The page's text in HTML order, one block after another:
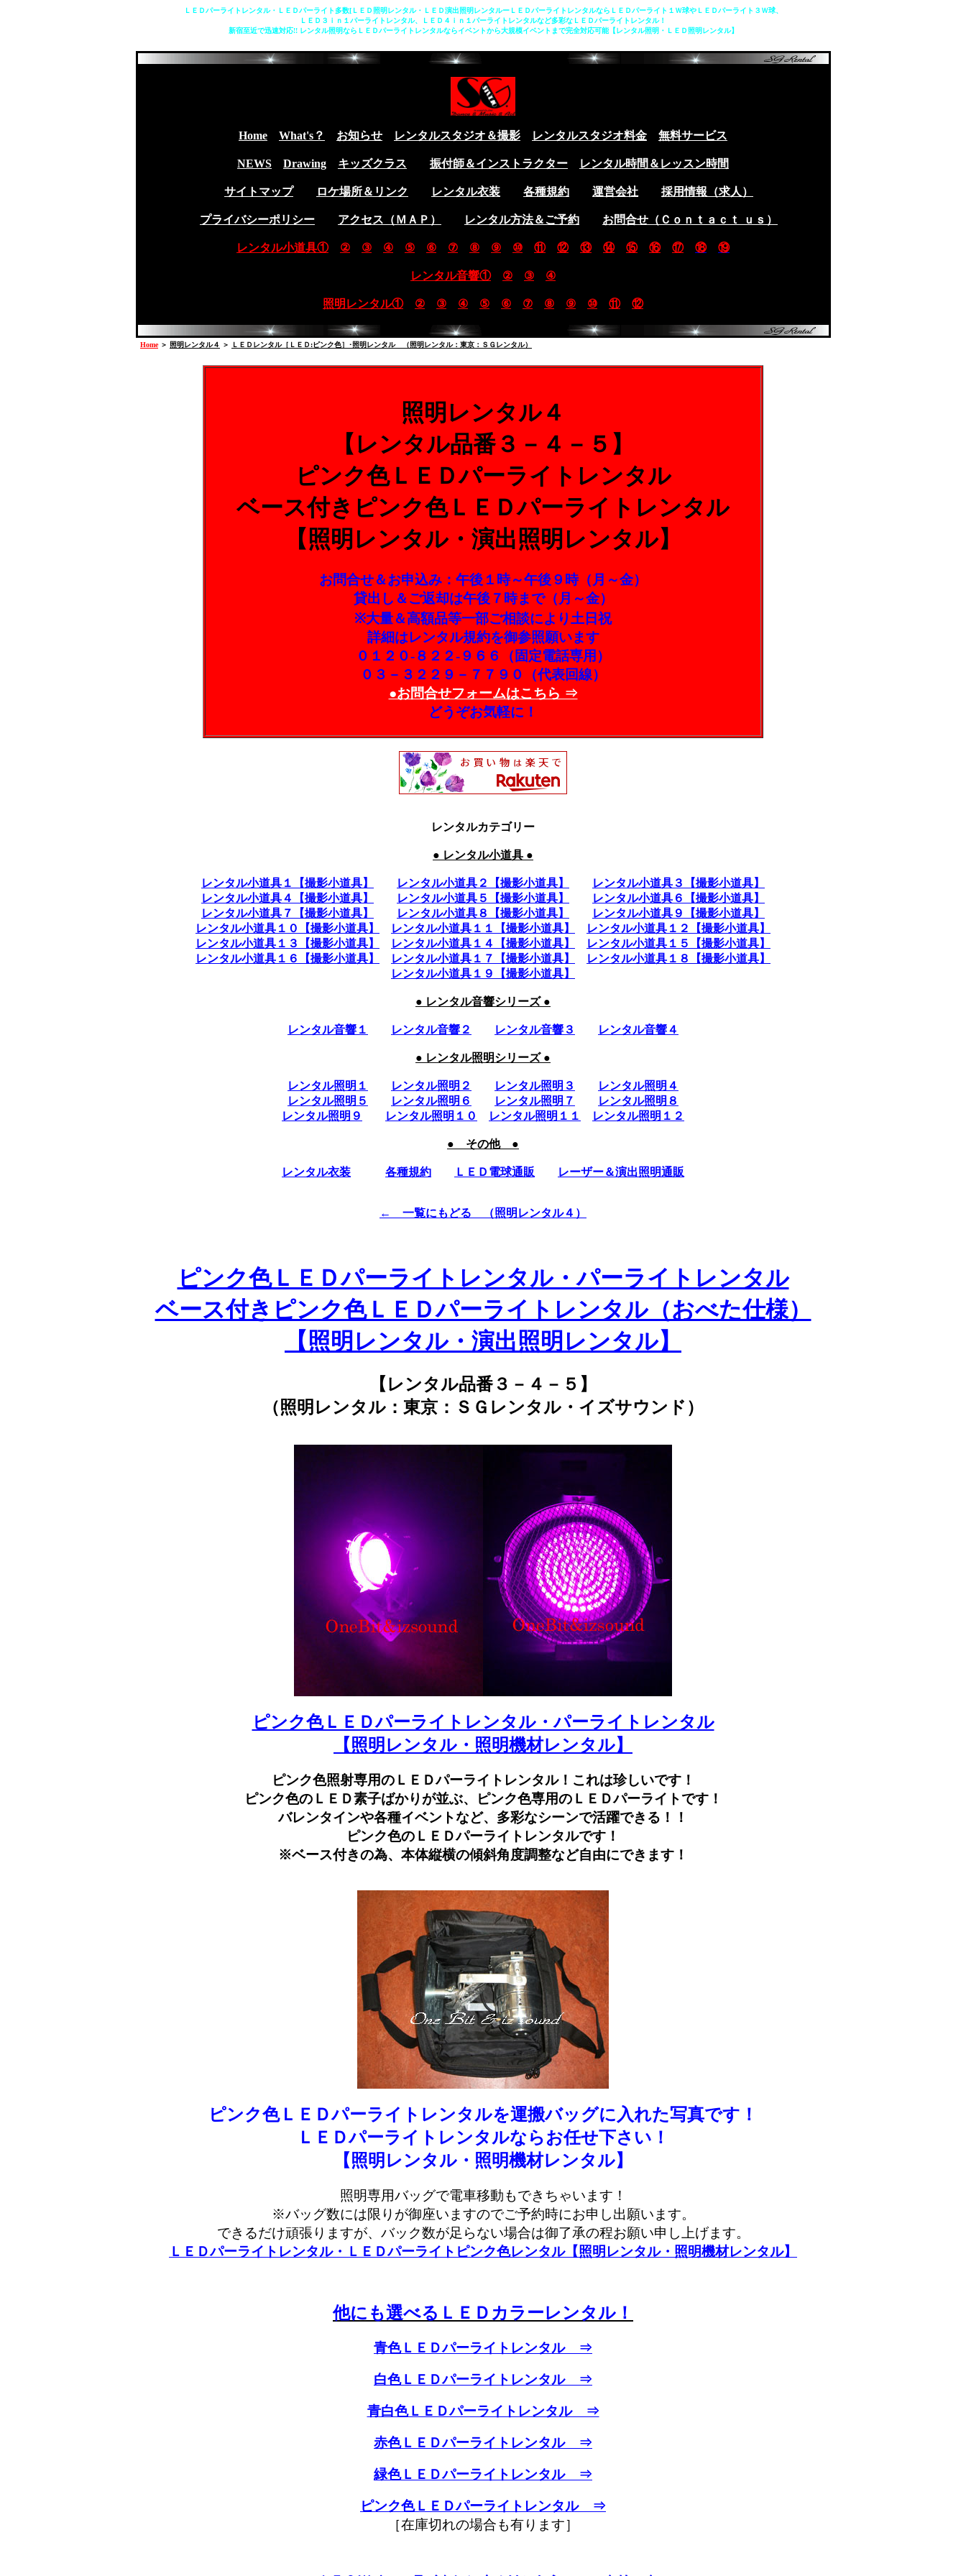
ＬＥＤパーライトレンタル・ＬＥＤパーライト多数[ＬＥＤ照明レンタル・ＬＥＤ演出照明レンタルーＬＥＤパーライトレンタルならＬＥＤパーライト１Ｗ球やＬＥＤパーライト３Ｗ球、
ＬＥＤ３ｉｎ１パーライトレンタル、ＬＥＤ４ｉｎ１パーライトレンタルなど多彩なＬＥＤパーライトレンタル！
新宿至近で迅速対応!! レンタル照明ならＬＥＤパーライトレンタルならイベントから大規模イベントまで完全対応可能【レンタル照明・ＬＥＤ照明レンタル】
Home What's？ お知らせ レンタルスタジオ＆撮影 レンタルスタジオ料金 無料サービス
NEWS Drawing キッズクラス 振付師＆インストラクター レンタル時間＆レッスン時間
サイトマップ ロケ場所＆リンク レンタル衣装 各種規約 運営会社 採用情報（求人）
プライバシーポリシー アクセス（ＭＡＰ） レンタル方法＆ご予約 お問合せ（Ｃｏｎｔａｃｔ ｕｓ）
レンタル小道具① ② ③ ④ ⑤ ⑥ ⑦ ⑧ ⑨ ⑩ ⑪ ⑫ ⑬ ⑭ ⑮ ⑯ ⑰ ⑱ ⑲
レンタル音響① ② ③ ④
照明レンタル① ② ③ ④ ⑤ ⑥ ⑦ ⑧ ⑨ ⑩ ⑪ ⑫
Home＞ 照明レンタル４ ＞ ＬＥＤレンタル［ＬＥＤ:ピンク色］･照明レンタル （照明レンタル：東京：ＳＧレンタル）
照明レンタル４
【レンタル品番３－４－５】
ピンク色ＬＥＤパーライトレンタル
ベース付きピンク色ＬＥＤパーライトレンタル
【照明レンタル・演出照明レンタル】
お問合せ＆お申込み：午後１時～午後９時（月～金）
貸出し＆ご返却は午後７時まで（月～金）
※大量＆高額品等一部ご相談により土日祝
詳細はレンタル規約を御参照願います
０１２０-８２２-９６６（固定電話専用）
０３－３２２９－７７９０（代表回線）
●お問合せフォームはこちら ⇒
どうぞお気軽に！
レンタルカテゴリー
● レンタル小道具 ●
レンタル小道具１【撮影小道具】 レンタル小道具２【撮影小道具】
レンタル小道具３【撮影小道具】
レンタル小道具４【撮影小道具】
レンタル小道具５【撮影小道具】
レンタル小道具６【撮影小道具】
レンタル小道具７【撮影小道具】
レンタル小道具８【撮影小道具】
レンタル小道具９【撮影小道具】
レンタル小道具１０【撮影小道具】
レンタル小道具１１【撮影小道具】
レンタル小道具１２【撮影小道具】
レンタル小道具１３【撮影小道具】
レンタル小道具１４【撮影小道具】
レンタル小道具１５【撮影小道具】
レンタル小道具１６【撮影小道具】
レンタル小道具１７【撮影小道具】
レンタル小道具１８【撮影小道具】
レンタル小道具１９【撮影小道具】
● レンタル音響シリーズ ●
レンタル音響１ レンタル音響２ レンタル音響３ レンタル音響４
● レンタル照明シリーズ ●
レンタル照明１ レンタル照明２ レンタル照明３
レンタル照明４
レンタル照明５
レンタル照明６ レンタル照明７
レンタル照明８
レンタル照明９
レンタル照明１０ レンタル照明１１ レンタル照明１２
● その他 ●
レンタル衣装 各種規約 ＬＥＤ電球通販 レーザー＆演出照明通販
← 一覧にもどる （照明レンタル４）
ピンク色ＬＥＤパーライトレンタル・パーライトレンタル
ベース付きピンク色ＬＥＤパーライトレンタル（おべた仕様）
【照明レンタル・演出照明レンタル】
【レンタル品番３－４－５】
（照明レンタル：東京：ＳＧレンタル・イズサウンド）
ピンク色ＬＥＤパーライトレンタル・パーライトレンタル
【照明レンタル・照明機材レンタル】
ピンク色照射専用のＬＥＤパーライトレンタル！これは珍しいです！
ピンク色のＬＥＤ素子ばかりが並ぶ、ピンク色専用のＬＥＤパーライトです！
バレンタインや各種イベントなど、多彩なシーンで活躍できる！！
ピンク色のＬＥＤパーライトレンタルです！
※ベース付きの為、本体縦横の傾斜角度調整など自由にできます！
ピンク色ＬＥＤパーライトレンタルを運搬バッグに入れた写真です！
ＬＥＤパーライトレンタルならお任せ下さい！
【照明レンタル・照明機材レンタル】
照明専用バッグで電車移動もできちゃいます！
※バッグ数には限りが御座いますのでご予約時にお申し出願います。
できるだけ頑張りますが、バック数が足らない場合は御了承の程お願い申し上げます。
ＬＥＤパーライトレンタル・ＬＥＤパーライトピンク色レンタル【照明レンタル・照明機材レンタル】
他にも選べるＬＥＤカラーレンタル！
青色ＬＥＤパーライトレンタル ⇒
白色ＬＥＤパーライトレンタル ⇒
青白色ＬＥＤパーライトレンタル ⇒
赤色ＬＥＤパーライトレンタル ⇒
緑色ＬＥＤパーライトレンタル ⇒
ピンク色ＬＥＤパーライトレンタル ⇒
［在庫切れの場合も有ります］